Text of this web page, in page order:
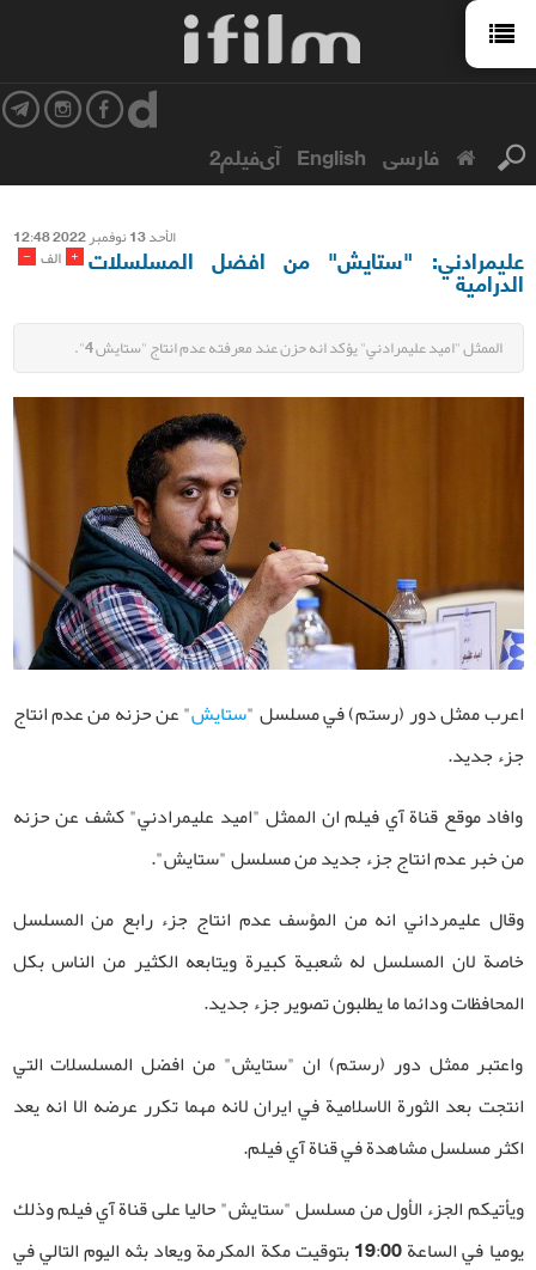
فارسی English آی‌فیلم2
الأحد 13 نوفمبر 2022 12:48
- الف + عليمرادني: "ستايش" من افضل المسلسلات
الدرامية
الممثل "اميد عليمرادني" يؤكد انه حزن عند معرفته عدم انتاج "ستايش 4".
اعرب ممثل دور (رستم) في مسلسل "ستايش" عن حزنه من عدم انتاج
جزء جديد.
وافاد موقع قناة آي فيلم ان الممثل "اميد عليمرادني" كشف عن حزنه
من خبر عدم انتاج جزء جديد من مسلسل "ستايش".
وقال عليمرداني انه من المؤسف عدم انتاج جزء رابع من المسلسل
خاصة لان المسلسل له شعبية كبيرة ويتابعه الكثير من الناس بكل
المحافظات ودائما ما يطلبون تصوير جزء جديد.
واعتبر ممثل دور (رستم) ان "ستايش" من افضل المسلسلات التي
انتجت بعد الثورة الاسلامية في ايران لانه مهما تكرر عرضه الا انه يعد
اكثر مسلسل مشاهدة في قناة آي فيلم.
ويأتيكم الجزء الأول من مسلسل "ستايش" حاليا على قناة آي فيلم وذلك
يوميا في الساعة 19:00 بتوقيت مكة المكرمة ويعاد بثه اليوم التالي في